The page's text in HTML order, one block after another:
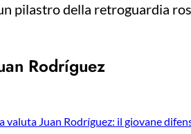
pilastro della retroguardia
Rodríguez
valuta Juan Rodríguez: il giovane